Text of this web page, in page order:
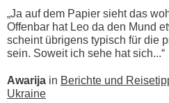
„Ja auf dem Papier sieht das
Offenbar hat Leo da den Mund
scheint übrigens typisch für die
sein. Soweit ich sehe hat sich...“
Awarija in Berichte und
Ukraine